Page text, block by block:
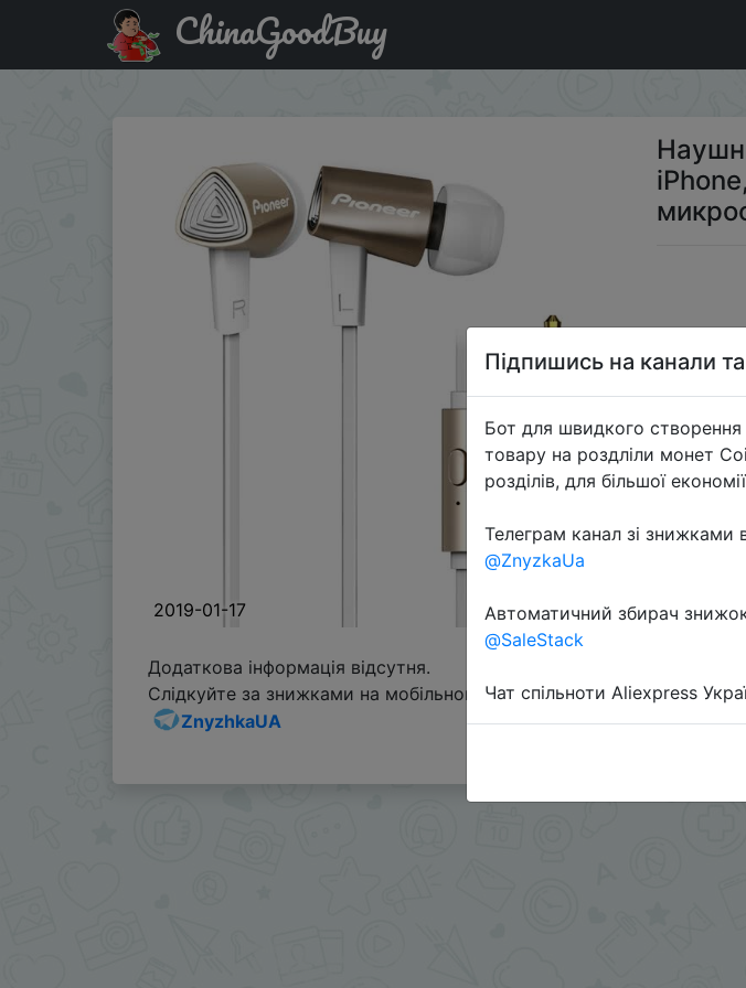
Знижка на Наушники-вкладыши Pioneer SE-CL31S HIFI для iPhone, смартфонов,
ChinaGoodBuy
2019-01-17
Додаткова інформація відсутня.
Слідкуйте за знижками на мобільному, в телеграм каналі:
ZnyzhkaUA
Підпишись на канали
Бот для швидкого
товару на роздліли монет
розділів, для більшої економії
Телеграм канал зі знижками
@ZnyzkaUa
Автоматичний збирач
@SaleStack
Чат спільноти Aliexpress